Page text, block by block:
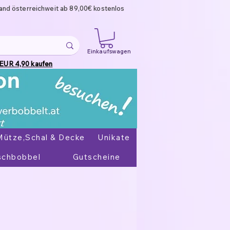
österreichweit ab 89,00€ kostenlos
Einkaufswagen
4,90 kaufen
& Decke
Unikate
Gutscheine